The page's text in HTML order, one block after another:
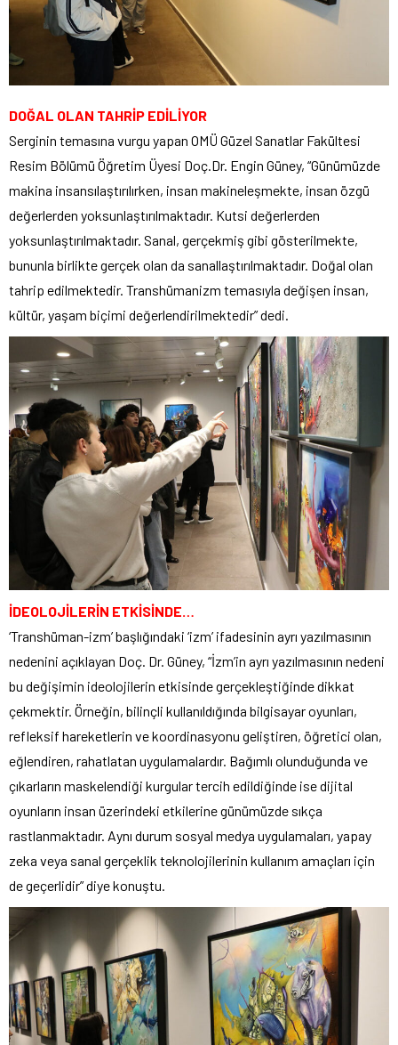
DOĞAL OLAN TAHRİP EDİLİYOR
Serginin temasına vurgu yapan OMÜ Güzel Sanatlar Fakültesi
Resim Bölümü Öğretim Üyesi Doç.Dr. Engin Güney, “Günümüzde
makina insansılaştırılırken, insan makineleşmekte, insan özgü
değerlerden yoksunlaştırılmaktadır. Kutsi değerlerden
yoksunlaştırılmaktadır. Sanal, gerçekmiş gibi gösterilmekte,
bununla birlikte gerçek olan da sanallaştırılmaktadır. Doğal olan
tahrip edilmektedir. Transhümanizm temasıyla değişen insan,
kültür, yaşam biçimi değerlendirilmektedir” dedi.
İDEOLOJİLERİN ETKİSİNDE…
‘Transhüman-izm’ başlığındaki ‘izm’ ifadesinin ayrı yazılmasının
nedenini açıklayan Doç. Dr. Güney, “İzm’in ayrı yazılmasının nedeni
bu değişimin ideolojilerin etkisinde gerçekleştiğinde dikkat
çekmektir. Örneğin, bilinçli kullanıldığında bilgisayar oyunları,
refleksif hareketlerin ve koordinasyonu geliştiren, öğretici olan,
eğlendiren, rahatlatan uygulamalardır. Bağımlı olunduğunda ve
çıkarların maskelendiği kurgular tercih edildiğinde ise dijital
oyunların insan üzerindeki etkilerine günümüzde sıkça
rastlanmaktadır. Aynı durum sosyal medya uygulamaları, yapay
zeka veya sanal gerçeklik teknolojilerinin kullanım amaçları için
de geçerlidir” diye konuştu.